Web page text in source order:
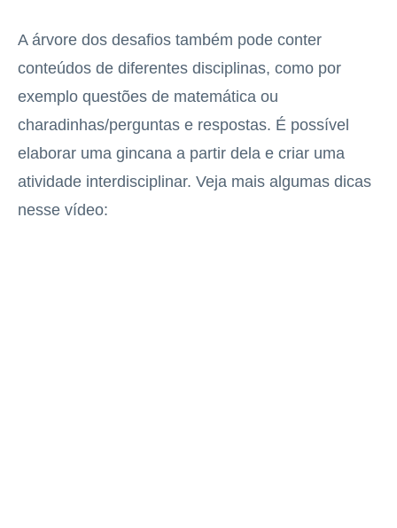
A árvore dos desafios também pode conter
conteúdos de diferentes disciplinas, como por
exemplo questões de matemática ou
charadinhas/perguntas e respostas. É possível
elaborar uma gincana a partir dela e criar uma
atividade interdisciplinar. Veja mais algumas dicas
nesse vídeo: